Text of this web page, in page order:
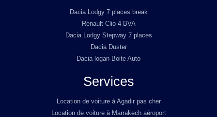
Dacia Lodgy 7 places break
Renault Clio 4 BVA
Dacia Lodgy Stepway 7 places
Dacia Duster
Dacia logan Boite Auto
Services
Location de voiture à Agadir pas cher
Location de voiture à Marrakech aéroport